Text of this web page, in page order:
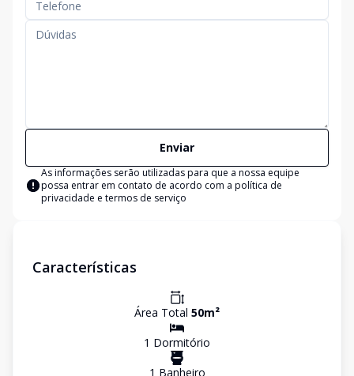
Enviar
As informações serão utilizadas para que a nossa equipe
possa entrar em contato de acordo com a política de
privacidade e termos de serviço
Características
Área Total 50m²
1 Dormitório
1 Banheiro